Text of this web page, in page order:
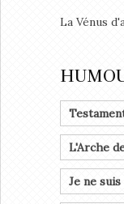
La Vénus
L'Arche
Je ne